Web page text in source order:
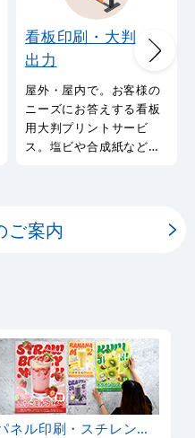
看板印刷・大判
出力
屋外・屋内で。お客様の
ニーズにお答えする看板
用大判プリントサービ
ス。塩ビや合成紙など看
ご案内
パネル印刷・スチレンボード